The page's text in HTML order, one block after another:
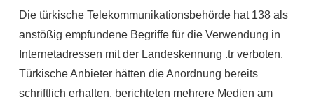
Die türkische Telekommunikationsbehörde hat 138 als
anstößig empfundene Begriffe für die Verwendung in
Internetadressen mit der Landeskennung .tr verboten.
Türkische Anbieter hätten die Anordnung bereits
schriftlich erhalten, berichteten mehrere Medien am